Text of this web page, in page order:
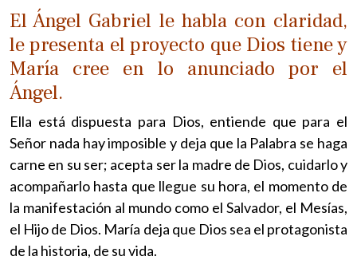
El Ángel Gabriel le habla con claridad,
le presenta el proyecto que Dios tiene y
María cree en lo anunciado por el
Ángel.
Ella está dispuesta para Dios, entiende que para el
Señor nada hay imposible y deja que la Palabra se haga
carne en su ser; acepta ser la madre de Dios, cuidarlo y
acompañarlo hasta que llegue su hora, el momento de
la manifestación al mundo como el Salvador, el Mesías,
el Hijo de Dios. María deja que Dios sea el protagonista
de la historia, de su vida.